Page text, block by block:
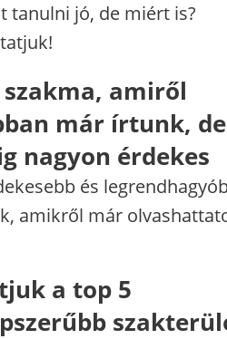
tanulni jó, de miért is?
szakma, amiről
már írtunk,
nagyon érdekes
és
amikről már
a top 5